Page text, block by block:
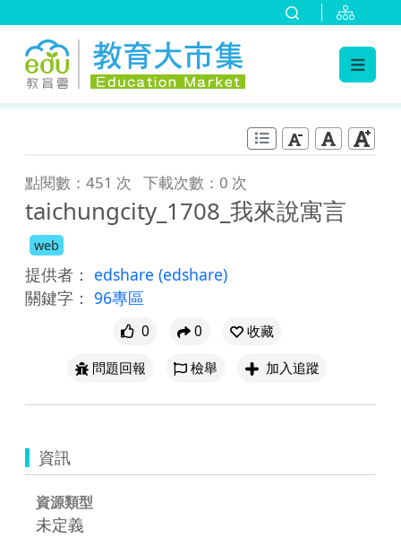
點閱數：451 次 下載次數：0 次
taichungcity_1708_我來說寓言
web
提供者： edshare (edshare)
關鍵字： 96專區
0 0
收藏
問題回報
檢舉 加入追蹤
資訊
資源類型
未定義